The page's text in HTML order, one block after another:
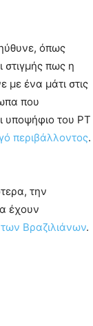
όπως
στιγμής πως η
με ένα μάτι στις
που
υποψήφιο του PT
περιβάλλοντος.
την
έχουν
των Βραζιλιάνων.